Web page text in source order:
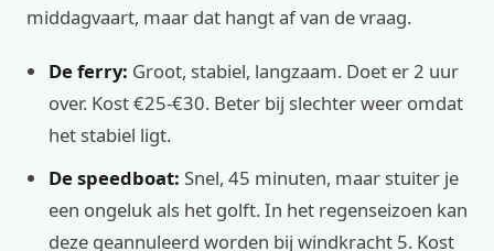
middagvaart, maar dat hangt af van de vraag.
De ferry: Groot, stabiel, langzaam. Doet er 2 uur
over. Kost €25-€30. Beter bij slechter weer omdat
het stabiel ligt.
De speedboat: Snel, 45 minuten, maar stuiter je
een ongeluk als het golft. In het regenseizoen kan
deze geannuleerd worden bij windkracht 5. Kost